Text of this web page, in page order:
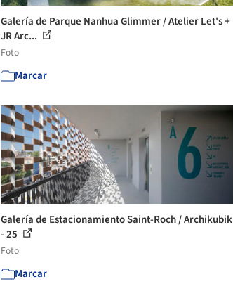
Galería de Parque Nanhua Glimmer / Atelier Let's +
JR Arc...
Foto
Marcar
Galería de Estacionamiento Saint-Roch / Archikubik
- 25
Foto
Marcar